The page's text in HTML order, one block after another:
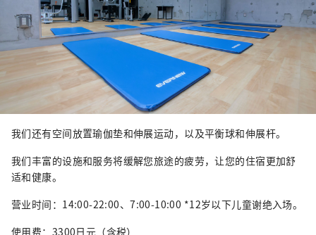
我们还有空间放置瑜伽垫和伸展运动，以及平衡球和伸展杆。
我们丰富的设施和服务将缓解您旅途的疲劳，让您的住宿更加舒
适和健康。
营业时间：14:00-22:00、7:00-10:00 *12岁以下儿童谢绝入场。
使用费：3300日元（含税）